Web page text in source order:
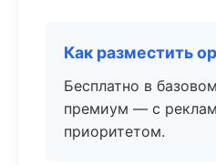
Как разместить
Бесплатно в
премиум — с
приоритетом.